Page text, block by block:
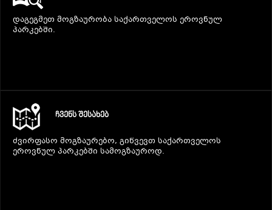
დაგეგმეთ მოგზაურობა საქართველოს ეროვნულ
პარკებში.
ᲩᲕᲔᲜᲡ ᲨᲔᲡᲐᲮᲔᲑ
ძვირფასო მოგზაურებო, გიწვევთ საქართველოს
ეროვნულ პარკებში სამოგზაუროდ.